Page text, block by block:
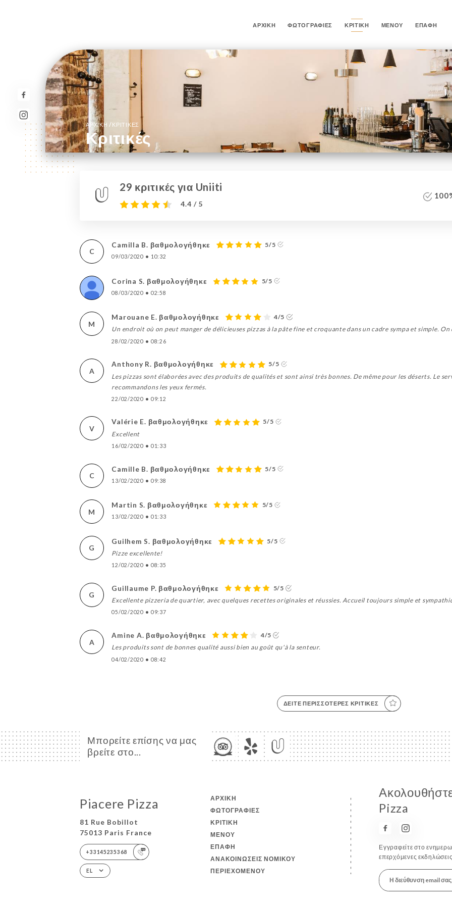
ΑΡΧΙΚΉ ΦΩΤΟΓΡΑΦΊΕΣ ΚΡΙΤΙΚΉ ΜΕΝΟΎ ΕΠΑΦΉ
ΑΡΧΙΚΉ/ ΚΡΙΤΙΚΈΣ
Κριτικές
29 κριτικές για Uniiti
4.4 / 5
C
Camilla B. βαθμολογήθηκε 5/5
09/03/2020 • 10:32
Corina S. βαθμολογήθηκε 5/5
08/03/2020 • 02:58
M
Marouane E. βαθμολογήθηκε
4/5
Un endroit où on peut manger de délicieuses pizzas à la pâte fine et croquante dans un cadre sympa et simple.
28/02/2020 • 08:26
A
Anthony R. βαθμολογήθηκε
5/5
Les pizzas sont élaborées avec des produits de qualités et sont ainsi très bonnes. De même pour les déserts. Le
recommandons les yeux fermés.
22/02/2020 • 09:12
V
Valérie E. βαθμολογήθηκε
5/5
Excellent
16/02/2020 • 01:33
C
Camille B. βαθμολογήθηκε 5/5
13/02/2020 • 09:38
M
Martin S. βαθμολογήθηκε 5/5
13/02/2020 • 01:33
G
Guilhem S. βαθμολογήθηκε
5/5
Pizze excellente!
12/02/2020 • 08:35
G
Guillaume P. βαθμολογήθηκε
5/5
Excellente pizzeria de quartier, avec quelques recettes originales et réussies. Accueil toujours simple et
05/02/2020 • 09:37
A
Amine A. βαθμολογήθηκε
4/5
Les produits sont de bonnes qualité aussi bien au goût qu'à la senteur.
04/02/2020 • 08:42
ΔΕΊΤΕ ΠΕΡΙΣΣΌΤΕΡΕΣ ΚΡΙΤΙΚΈΣ
Μπορείτε επίσης να μας
βρείτε στο...
Piacere Pizza
81 Rue Bobillot
75013 Paris France
+33145235368
EL
ΑΡΧΙΚΉ
ΦΩΤΟΓΡΑΦΊΕΣ
ΚΡΙΤΙΚΉ
ΜΕΝΟΎ
ΕΠΑΦΉ
ΑΝΑΚΟΙΝΏΣΕΙΣ ΝΟΜΙΚΟΎ
ΠΕΡΙΕΧΟΜΈΝΟΥ
Pizza
Εγγραφείτε στο
επερχόμενες